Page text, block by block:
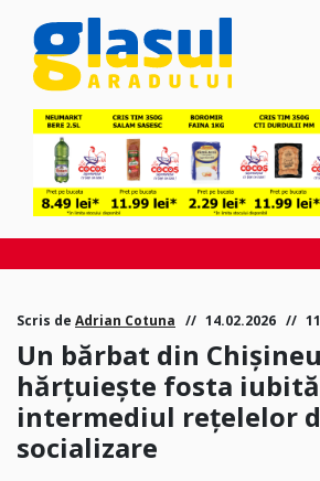
Scris de Adrian Cotuna 14.02.2026
Un bărbat din
hărțuiește fosta
intermediul rețelelor
socializare